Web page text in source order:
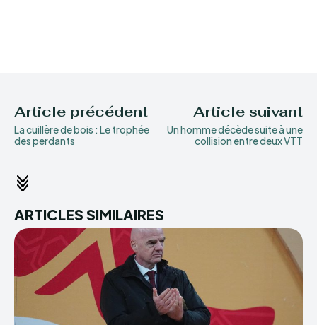
Article précédent
La cuillère de bois : Le trophée
des perdants
Article suivant
Un homme décède suite à une
collision entre deux VTT
ARTICLES SIMILAIRES